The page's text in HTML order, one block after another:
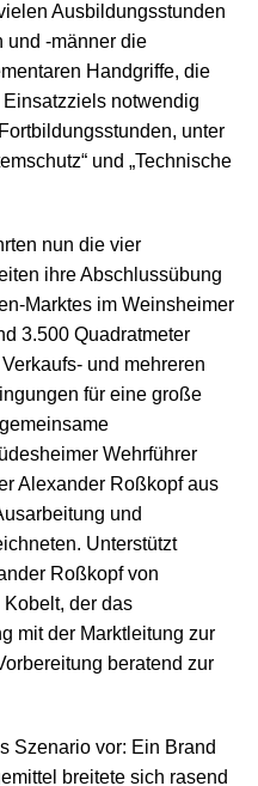
Ausbildungsstunden
und -männer die
Handgriffe, die
notwendig
unter
und „Technische
nun die vier
ihre Abschlussübung
Marktes im Weinsheimer
3.500 Quadratmeter
und mehreren
für eine große
Wehrführer
Alexander Roßkopf aus
und
Unterstützt
Roßkopf von
der das
mit der Marktleitung zur
beratend zur
Szenario vor: Ein Brand
breitete sich rasend